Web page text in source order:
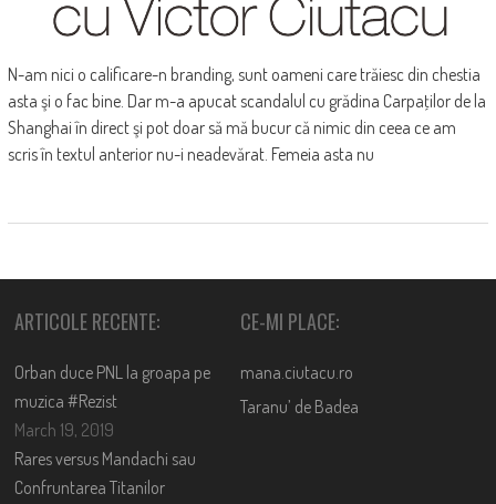
N-am nici o calificare-n branding, sunt oameni care trăiesc din chestia
asta şi o fac bine. Dar m-a apucat scandalul cu grădina Carpaţilor de la
Shanghai în direct şi pot doar să mă bucur că nimic din ceea ce am
scris în textul anterior nu-i neadevărat. Femeia asta nu
ARTICOLE RECENTE:
Orban duce PNL la groapa pe
muzica #Rezist
March 19, 2019
Rares versus Mandachi sau
Confruntarea Titanilor
CE-MI PLACE:
mana.ciutacu.ro
Taranu’ de Badea